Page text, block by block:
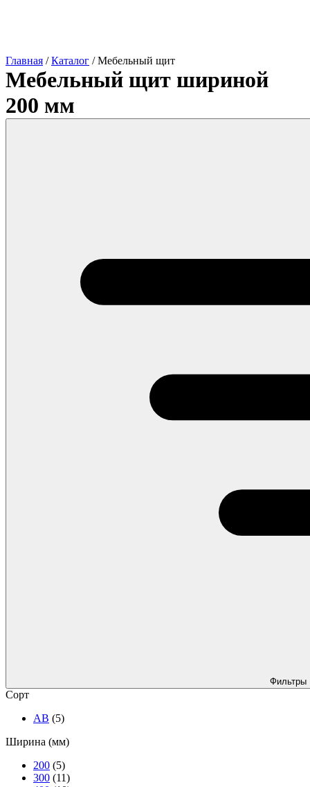
Главная /Каталог /Мебельный щит
Мебельный щит шириной
200 мм
Фильтры
Сорт
АВ (5)
Ширина (мм)
200 (5)
300 (11)